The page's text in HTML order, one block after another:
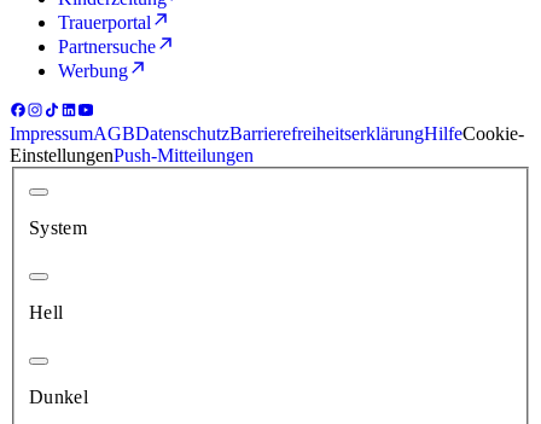
Trauerportal
Partnersuche
Werbung
ImpressumAGBDatenschutzBarrierefreiheitserklärungHilfeCookie-
EinstellungenPush-Mitteilungen
System
Hell
Dunkel